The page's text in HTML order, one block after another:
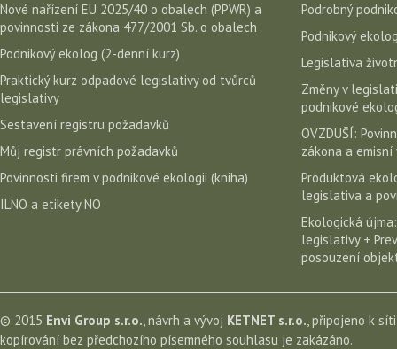
Nové nařízení EU 2025/40 o obalech (PPWR) a
povinnosti ze zákona 477/2001 Sb. o obalech
Podnikový ekolog (2-denní kurz)
Praktický kurz odpadové legislativy od tvůrců
legislativy
Sestavení registru požadavků
Můj registr právních požadavků
Povinnosti firem v podnikové ekologii (kniha)
ILNO a etikety NO
Podrobný
Podnikový
Legislativa
Změny v
podnikové
OVZDUŠÍ:
zákona a emisní
Produktová
legislativa a
Ekologická
legislativy +
posouzení
© 2015 Envi Group s.r.o., návrh a vývoj KETNET s.r.o., připojeno k
kopírování bez předchozího písemného souhlasu je zakázáno.